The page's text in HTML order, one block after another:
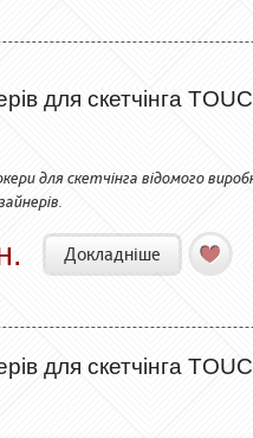
для скетчінга
для скетчінга відомого
Докладніше
для скетчінга